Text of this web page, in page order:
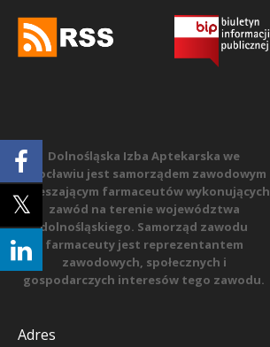
Dolnośląska Izba Aptekarska we
Wrocławiu jest samorządem zawodowym
zrzeszającym farmaceutów wykonujących
zawód na terenie województwa
dolnośląskiego. Samorząd zawodu
farmaceuty jest reprezentantem
zawodowych, społecznych i
gospodarczych interesów tego zawodu.
Adres